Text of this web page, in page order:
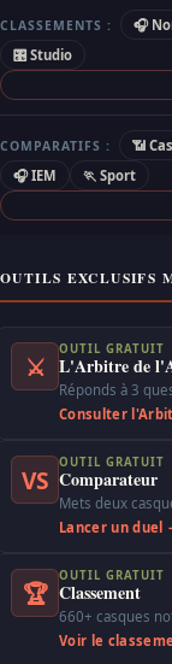
CLASSEMENTS : 🎧
🎛 Studio
COMPARATIFS : 📶
🎧 IEM
🏃 Sport
OUTILS EXCLUSIFS
⚔
OUTIL GRATUIT
L'Arbitre de
Réponds à 3
Consulter
VS
OUTIL GRATUIT
Comparateur
Mets deux
Lancer un duel
🏆
OUTIL GRATUIT
Classement
660+ casques
Voir le